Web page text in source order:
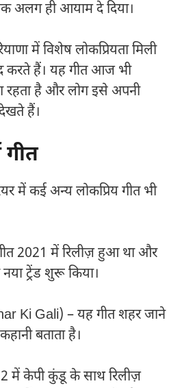
अलग ही आयाम दे दिया।
में विशेष लोकप्रियता मिली
हैं। यह गीत आज भी
रहता है और लोग इसे अपनी
हैं।
गीत
में कई अन्य लोकप्रिय गीत भी
2021 में रिलीज़ हुआ था और
ट्रेंड शुरू किया।
Ki Gali) – यह गीत शहर जाने
बताता है।
में केपी कुंडू के साथ रिलीज़